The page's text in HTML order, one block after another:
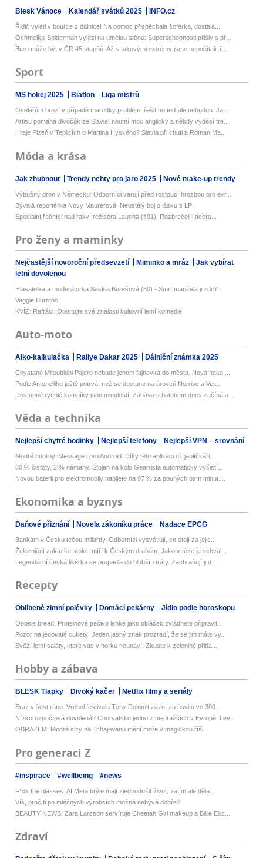
Blesk Vánoce Kalendář svátků 2025 INFO.cz
Řidič vylétl v bouřce z dálnice! Na pomoc přispěchala šoférka, dostala...
Ochmelka-Spiderman vylezl na umělou stěnu: Superschopnosti přišly s př...
Brzo může být v ČR 45 stupňů. Až s takovými extrémy jsme nepočítali, ř...
Sport
MS hokej 2025 Biatlon Liga mistrů
Ocelářům hrozí v případě marodky problém, řešit ho teď ale nebudou. Ja...
Artisu pomáhá divočák ze Slavie: neumí moc anglicky a někdy vyděsí tre...
Hraje Plzeň v Teplicích o Martina Hyského? Slavia při chuti a Roman Ma...
Móda a krása
Jak zhubnout Trendy nehty pro jaro 2025 Nové make-up trendy
Výbušný dron v Německu: Odborníci varují před rostoucí hrozbou pro evr...
Bývalá reportérka Novy Maurerová: Neustálý boj o lásku s LP!
Speciální řečníci nad rakví režiséra Laurina (†91): Rozbrečeli i dceru...
Pro ženy a maminky
Nejčastější novoroční předsevzetí Miminko a mráz
Jak vybírat
letní dovolenou
Hlasatelka a moderátorka Saskia Burešová (80) - Smrt manžela ji zdrtil...
Veggie Burritos
KVÍZ: Rafťáci. Otestujte své znalosti kultovní letní komedie
Auto-moto
Alko-kalkulačka Rallye Dakar 2025 Dálniční známka 2025
Chystané Mitsubishi Pajero nebude jenom fajnovka do města. Nová fotka ...
Podle Antonelliho ještě potrvá, než se dostane na úroveň Norrise a Ver...
Dostupné rychlé kombíky jsou minulostí. Zábava s batohem dnes začíná a...
Věda a technika
Nejlepší chytré hodinky Nejlepší telefony Nejlepší VPN – srovnání
Modré bubliny iMessage i pro Android. Díky této aplikaci už jablíčkáři...
80 % čistoty, 2 % námahy. Stojan na kolo Gearrista automaticky vyčistí...
Novou baterii pro elektromobily nabijete na 97 % za pouhých osm minut....
Ekonomika a byznys
Daňové přiznání Novela zákoníku práce Nadace EPCG
Bankám v Česku tečou miliardy. Odborníci vysvětlují, co stojí za jejic...
Železniční zakázka století míří k Českým drahám. Jako vítěze je schvál...
Legendární česká likérka se propadla do hlubší ztráty. Zachraňují ji d...
Recepty
Oblíbené zimní polévky Domácí pekárny Jídlo podle horoskopu
Oopsie bread: Proteinové pečivo lehké jako obláček zvládnete připravit...
Pozor na jedovaté cukety! Jeden jasný znak prozradí, že se jim máte vy...
Svěží letní saláty, které vás v horku neunaví: Zkuste k zelenině přida...
Hobby a zábava
BLESK Tlapky Divoký kačer Netflix filmy a seriály
Sraz v šest ráno. Vrchol festivalu Tóny Dolomit zazní za úsvitu ve 300...
Nízkorozpočtová dovolená? Chorvatsko jedno z nejdražších v Evropě! Lev...
OBRAZEM: Modré slzy na Tchaj-wanu mění moře v magickou říši
Pro generaci Z
#inspirace #wellbeing #news
F*ck the glasses: AI Meta brýle mají zjednodušit život, zatím ale děla...
Víš, proč ti po mléčných výrobcích možná nebývá dobře?
BEAUTY NEWS: Zara Larsson servíruje Cheetah Girl makeup a Billie Eilis...
Zdraví